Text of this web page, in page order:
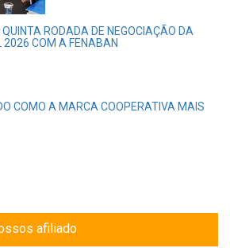
RODADA DE NEGOCIAÇÃO DA
COM A FENABAN
COMO A MARCA COOPERATIVA MAIS
afiliado